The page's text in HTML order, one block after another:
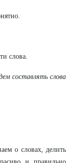
слова.
составлять слова
о словах, делить